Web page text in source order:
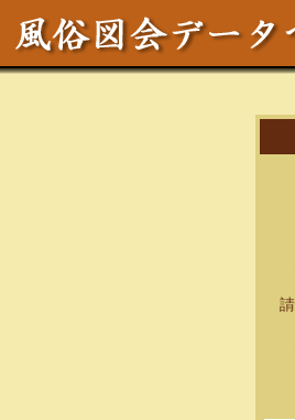
テ
請